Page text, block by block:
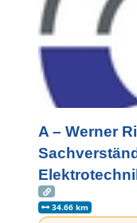
A – Werner
34.66 km